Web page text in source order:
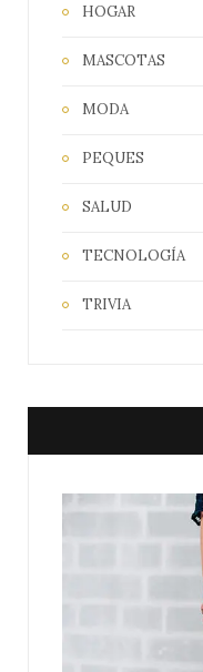
HOGAR
MASCOTAS
MODA
PEQUES
SALUD
TECNOLOGÍA
TRIVIA